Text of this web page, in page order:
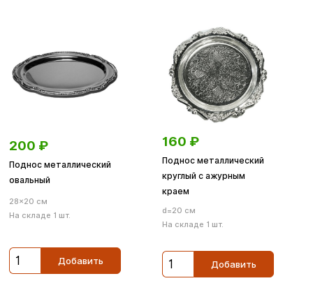
200 ₽
Поднос металлический
овальный
28×20 см
На складе 1 шт.
Добавить
160 ₽
Поднос металлический
круглый с ажурным
краем
d=20 см
На складе 1 шт.
Добавить